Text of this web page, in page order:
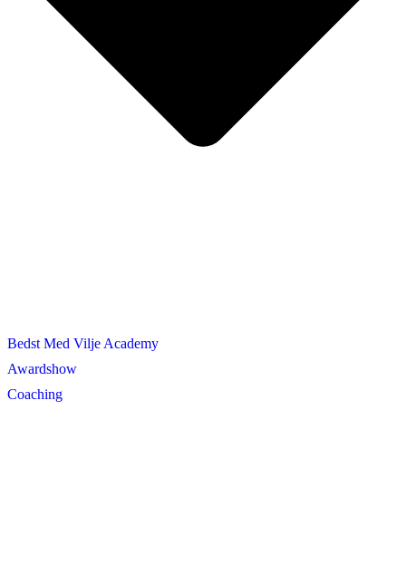
Bedst Med Vilje Academy
Awardshow
Coaching